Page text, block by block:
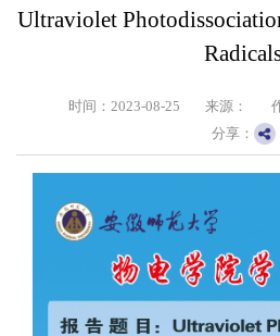
Ultraviolet
时间：2023-08-25 来源：
分享：